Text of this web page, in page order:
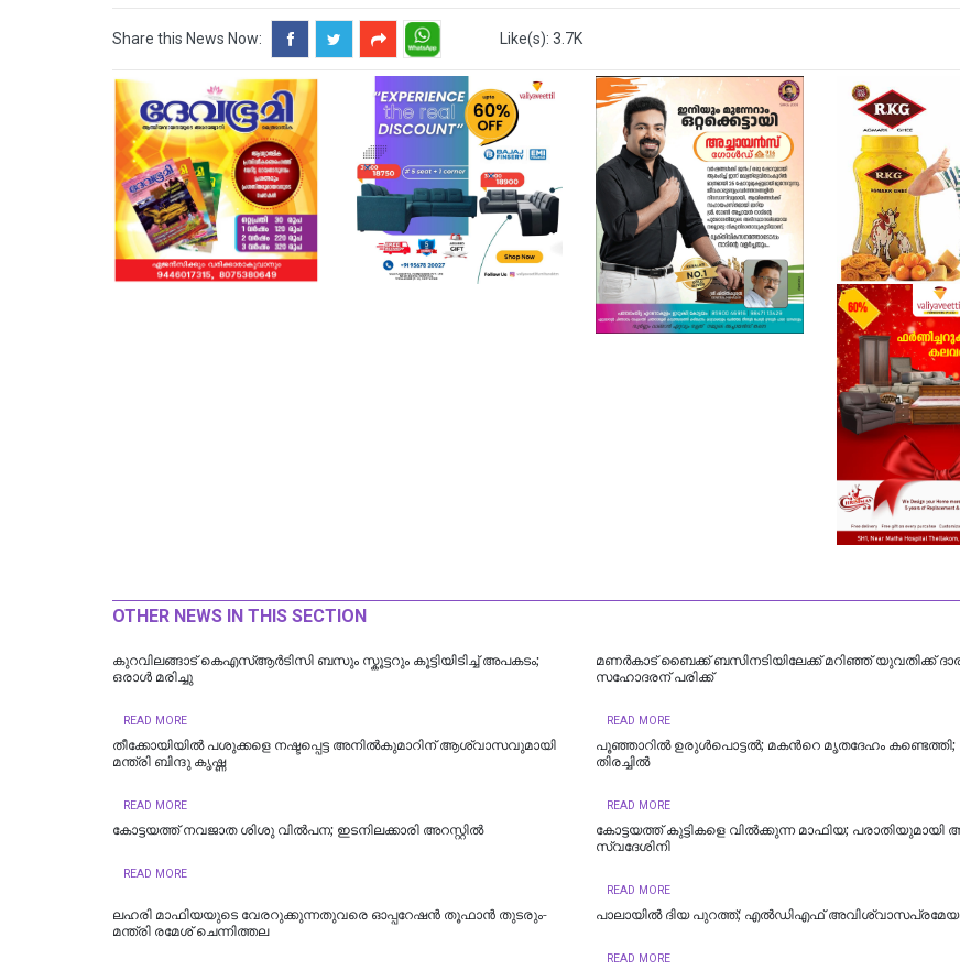
Share this News Now: Like(s): 3.7K
OTHER NEWS IN THIS SECTION
കുറവിലങ്ങാട് കെഎസ്ആർടിസി ബസും സ്കൂട്ടറും കൂട്ടിയിടിച്ച് അപകടം;
ഒരാൾ മരിച്ചു
READ MORE
മണര്‍കാട് ബൈക്ക് ബസിനടിയിലേക്ക് മറിഞ്ഞ് യുവതിക്ക്
സഹോദരന് പരിക്ക്
READ MORE
തീക്കോയിയില്‍ പശുക്കളെ നഷ്ടപ്പെട്ട അനിൽകുമാറിന് ആശ്വാസവുമായി
മന്ത്രി ബിന്ദു കൃഷ്ണ
READ MORE
പൂഞ്ഞാറില്‍ ഉരുൾപൊട്ടൽ; മകന്‍റെ മൃതദേഹം കണ്ടെത്തി;
തിരച്ചിൽ
READ MORE
കോട്ടയത്ത് നവജാത ശിശു വില്‍പന; ഇടനിലക്കാരി അറസ്റ്റില്‍
READ MORE
കോട്ടയത്ത് കുട്ടികളെ വിൽക്കുന്ന മാഫിയ; പരാതിയുമായി
സ്വദേശിനി
READ MORE
ലഹരി മാഫിയയുടെ വേരറുക്കുന്നതുവരെ ഓപ്പറേഷൻ തൂഫാൻ തുടരും-
മന്ത്രി രമേശ് ചെന്നിത്തല
പാലായിൽ ദിയ പുറത്ത്; എല്‍ഡിഎഫ്
READ MORE